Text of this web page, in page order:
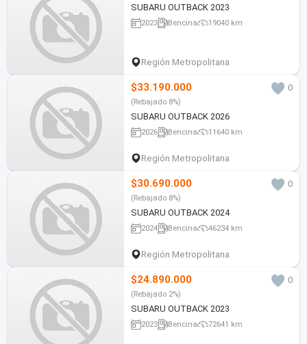
SUBARU OUTBACK 2023
2023 Bencina 19040 km
Región Metropolitana
$33.190.000 0
(Rebajado 8%)
SUBARU OUTBACK 2026
2026 Bencina 11640 km
Región Metropolitana
$30.690.000 0
(Rebajado 8%)
SUBARU OUTBACK 2024
2024 Bencina 46234 km
Región Metropolitana
$24.890.000 0
(Rebajado 2%)
SUBARU OUTBACK 2023
2023 Bencina 72641 km